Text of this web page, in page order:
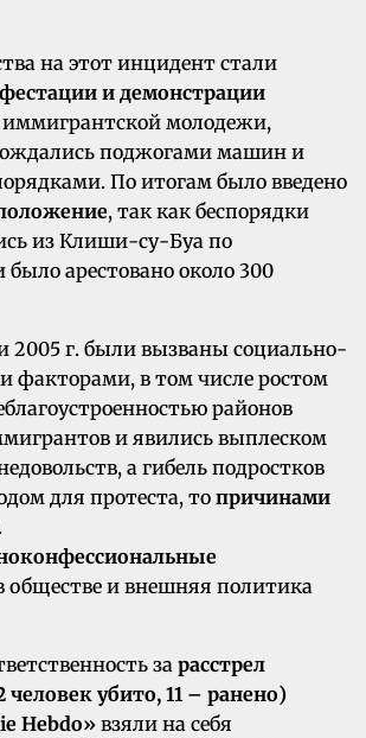
на этот инцидент стали
и демонстрации
молодежи,
поджогами машин и
По итогам было введено
, так как беспорядки
из Клиши-су-Буа по
арестовано около 300
2005 г. были вызваны социально-
факторами, в том числе ростом
районов
и явились выплеском
а гибель подростков
для протеста, то причинами
обществе и внешняя политика
за расстрел
человек убито, 11 – ранено)
Hebdo»взяли на себя